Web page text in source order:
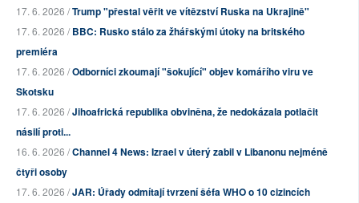
17. 6. 2026 /Trump "přestal věřit ve vítězství Ruska na Ukrajině"
17. 6. 2026 /BBC: Rusko stálo za žhářskými útoky na britského
premiéra
17. 6. 2026 /Odborníci zkoumají "šokující" objev komářího viru ve
Skotsku
17. 6. 2026 /Jihoafrická republika obviněna, že nedokázala potlačit
násilí proti...
16. 6. 2026 /Channel 4 News: Izrael v úterý zabil v Libanonu nejméně
čtyři osoby
17. 6. 2026 /JAR: Úřady odmítají tvrzení šéfa WHO o 10 cizincích